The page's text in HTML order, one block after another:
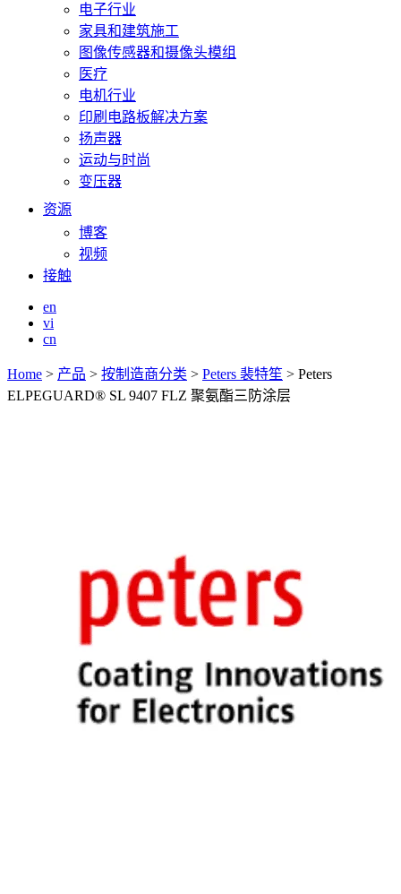
电子行业
家具和建筑施工
图像传感器和摄像头模组
医疗
电机行业
印刷电路板解决方案
扬声器
运动与时尚
变压器
资源
博客
视频
接触
en
vi
cn
Home > 产品 > 按制造商分类 > Peters 裴特笙 > Peters
ELPEGUARD® SL 9407 FLZ 聚氨酯三防涂层